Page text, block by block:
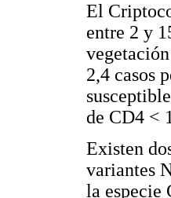
El
entre 2 y
2,4 casos
de CD4 <
Existen
variantes
la especie